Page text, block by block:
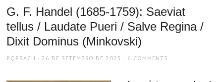
G. F. Handel (1685-1759): Saeviat
tellus / Laudate Pueri / Salve Regina /
Dixit Dominus (Minkovski)
AUTHOR
PQPBACH
POSTED
26 DE SETEMBRO DE 2025 6 COMMENTS